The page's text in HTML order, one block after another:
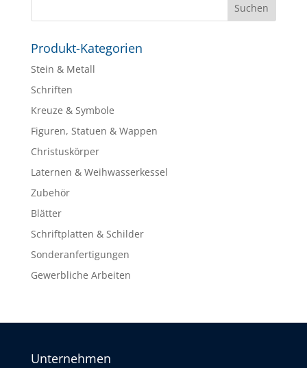
Produkt-Kategorien
Stein & Metall
Schriften
Kreuze & Symbole
Figuren, Statuen & Wappen
Christuskörper
Laternen & Weihwasserkessel
Zubehör
Blätter
Schriftplatten & Schilder
Sonderanfertigungen
Gewerbliche Arbeiten
Unternehmen